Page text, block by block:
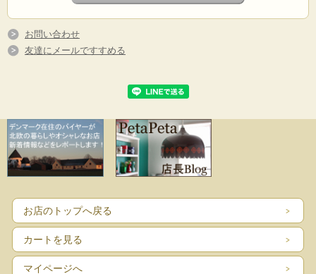
お問い合わせ
友達にメールですすめる
お店のトップへ戻る
カートを見る
マイページへ